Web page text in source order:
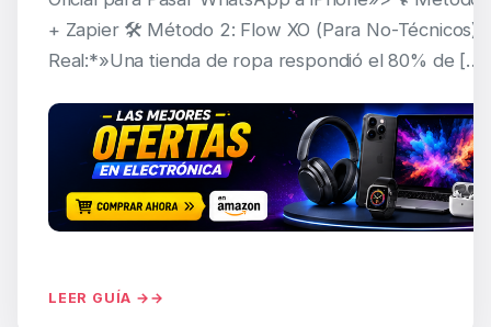
+ Zapier 🛠️ Método 2: Flow XO (Para No-Técnicos)
Real:*»Una tienda de ropa respondió el 80% de […]
LEER GUÍA →